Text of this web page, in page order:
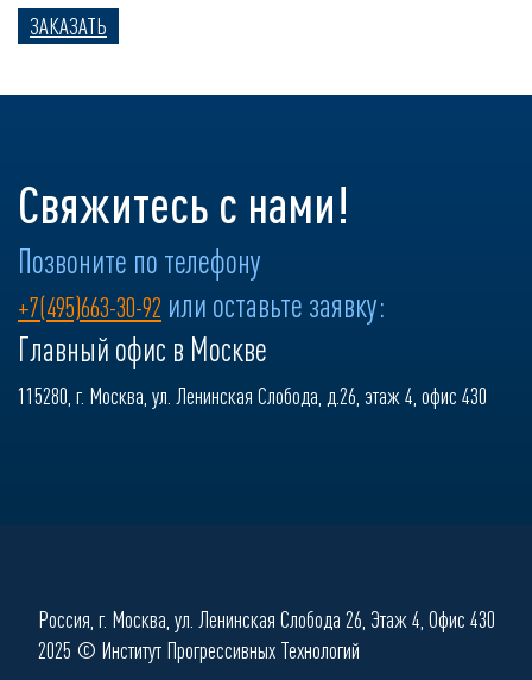
ЗАКАЗАТЬ
Свяжитесь с нами!
Позвоните по телефону
+7(495)663-30-92 или оставьте заявку:
Главный офис в Москве
115280, г. Москва, ул. Ленинская Слобода, д.26, этаж 4, офис 430
Россия, г. Москва, ул. Ленинская Слобода 26, Этаж 4, Офис 430
2025 © Институт Прогрессивных Технологий